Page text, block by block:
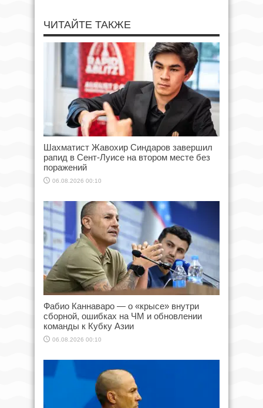
ЧИТАЙТЕ ТАКЖЕ
Шахматист Жавохир Синдаров завершил
рапид в Сент-Луисе на втором месте без
поражений
06.08.2026 00:10
Фабио Каннаваро — о «крысе» внутри
сборной, ошибках на ЧМ и обновлении
команды к Кубку Азии
06.08.2026 00:10